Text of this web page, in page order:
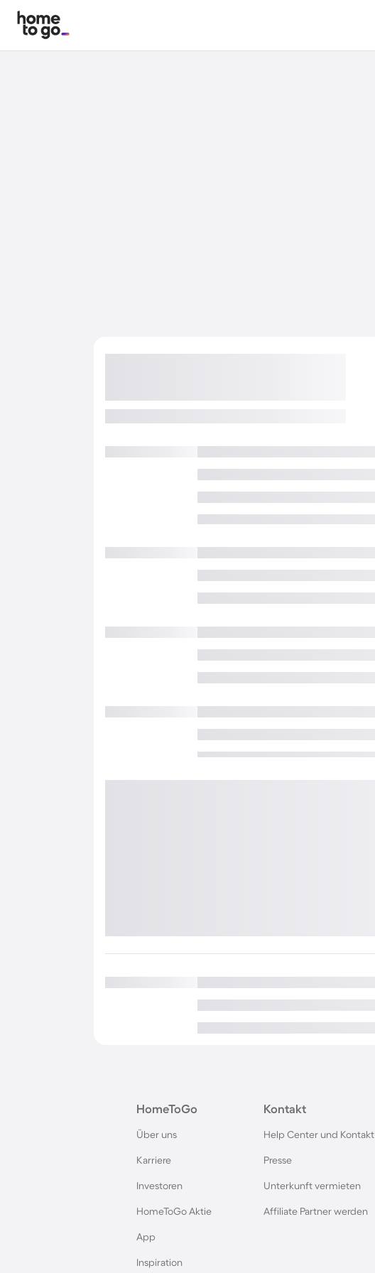
HomeToGo
Über uns
Karriere
Investoren
HomeToGo Aktie
App
Inspiration
Kontakt
Help Center und Kontakt
Presse
Unterkunft vermieten
Affiliate Partner werden